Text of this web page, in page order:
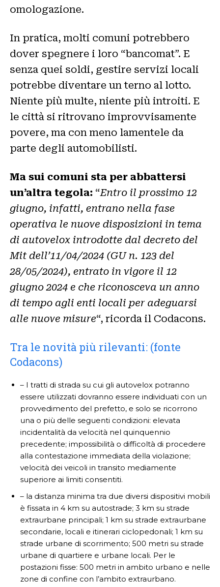
omologazione.
In pratica, molti comuni potrebbero
dover spegnere i loro “bancomat”. E
senza quei soldi, gestire servizi locali
potrebbe diventare un terno al lotto.
Niente più multe, niente più introiti. E
le città si ritrovano improvvisamente
povere, ma con meno lamentele da
parte degli automobilisti.
Ma sui comuni sta per abbattersi
un’altra tegola: “Entro il prossimo 12
giugno, infatti, entrano nella fase
operativa le nuove disposizioni in tema
di autovelox introdotte dal decreto del
Mit dell’11/04/2024 (GU n. 123 del
28/05/2024), entrato in vigore il 12
giugno 2024 e che riconosceva un anno
di tempo agli enti locali per adeguarsi
alle nuove misure“, ricorda il Codacons.
Tra le novità più rilevanti: (fonte
Codacons)
– I tratti di strada su cui gli autovelox potranno
essere utilizzati dovranno essere individuati con un
provvedimento del prefetto, e solo se ricorrono
una o più delle seguenti condizioni: elevata
incidentalità da velocità nel quinquennio
precedente; impossibilità o difficoltà di procedere
alla contestazione immediata della violazione;
velocità dei veicoli in transito mediamente
superiore ai limiti consentiti.
– la distanza minima tra due diversi dispositivi mobili
è fissata in 4 km su autostrade; 3 km su strade
extraurbane principali; 1 km su strade extraurbane
secondarie, locali e itinerari ciclopedonali; 1 km su
strade urbane di scorrimento; 500 metri su strade
urbane di quartiere e urbane locali. Per le
postazioni fisse: 500 metri in ambito urbano e nelle
zone di confine con l’ambito extraurbano.